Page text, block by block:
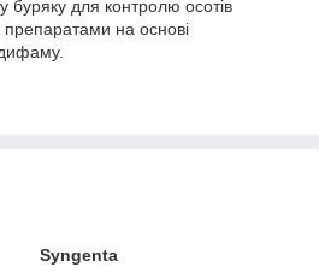
для контролю осотів
на основі
Syngenta